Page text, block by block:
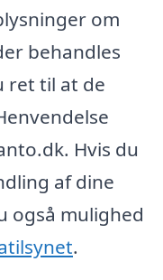
om
behandles
ret til at de
Hvis du
af dine
også mulighed
.